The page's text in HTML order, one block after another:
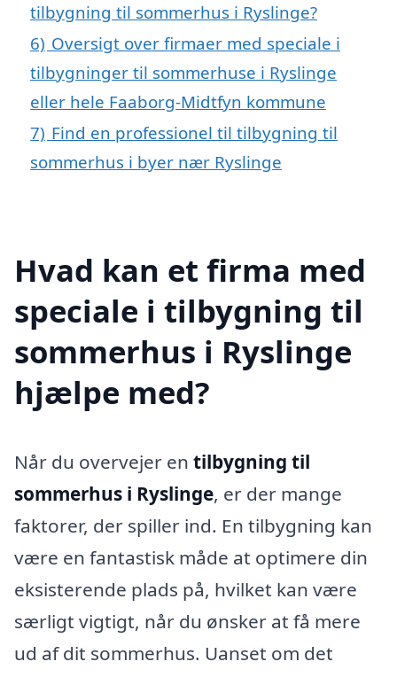
tilbygning til sommerhus i Ryslinge?
6) Oversigt over firmaer med speciale i
tilbygninger til sommerhuse i Ryslinge
eller hele Faaborg-Midtfyn kommune
7) Find en professionel til tilbygning til
sommerhus i byer nær Ryslinge
Hvad kan et firma med
speciale i tilbygning til
sommerhus i Ryslinge
hjælpe med?
Når du overvejer en tilbygning til
sommerhus i Ryslinge, er der mange
faktorer, der spiller ind. En tilbygning kan
være en fantastisk måde at optimere din
eksisterende plads på, hvilket kan være
særligt vigtigt, når du ønsker at få mere
ud af dit sommerhus. Uanset om det